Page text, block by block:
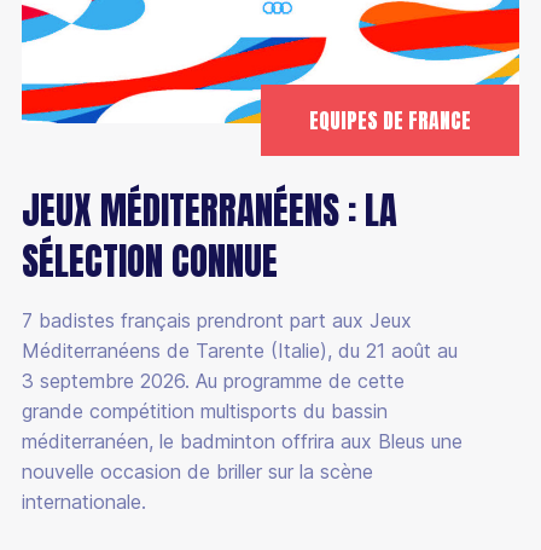
EQUIPES DE FRANCE
JEUX MÉDITERRANÉENS : LA
SÉLECTION CONNUE
7 badistes français prendront part aux Jeux
Méditerranéens de Tarente (Italie), du 21 août au
3 septembre 2026. Au programme de cette
grande compétition multisports du bassin
méditerranéen, le badminton offrira aux Bleus une
nouvelle occasion de briller sur la scène
internationale.